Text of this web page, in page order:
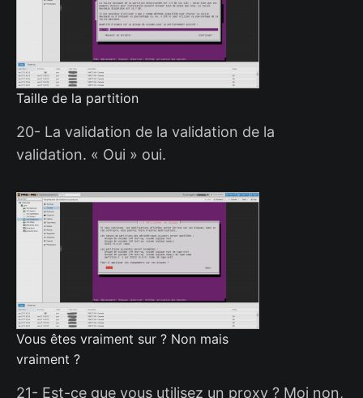
Taille de la partition
20- La validation de la validation de la
validation. « Oui » oui.
Vous êtes vraiment sur ? Non mais
vraiment ?
21- Est-ce que vous utilisez un proxy ? Moi non,